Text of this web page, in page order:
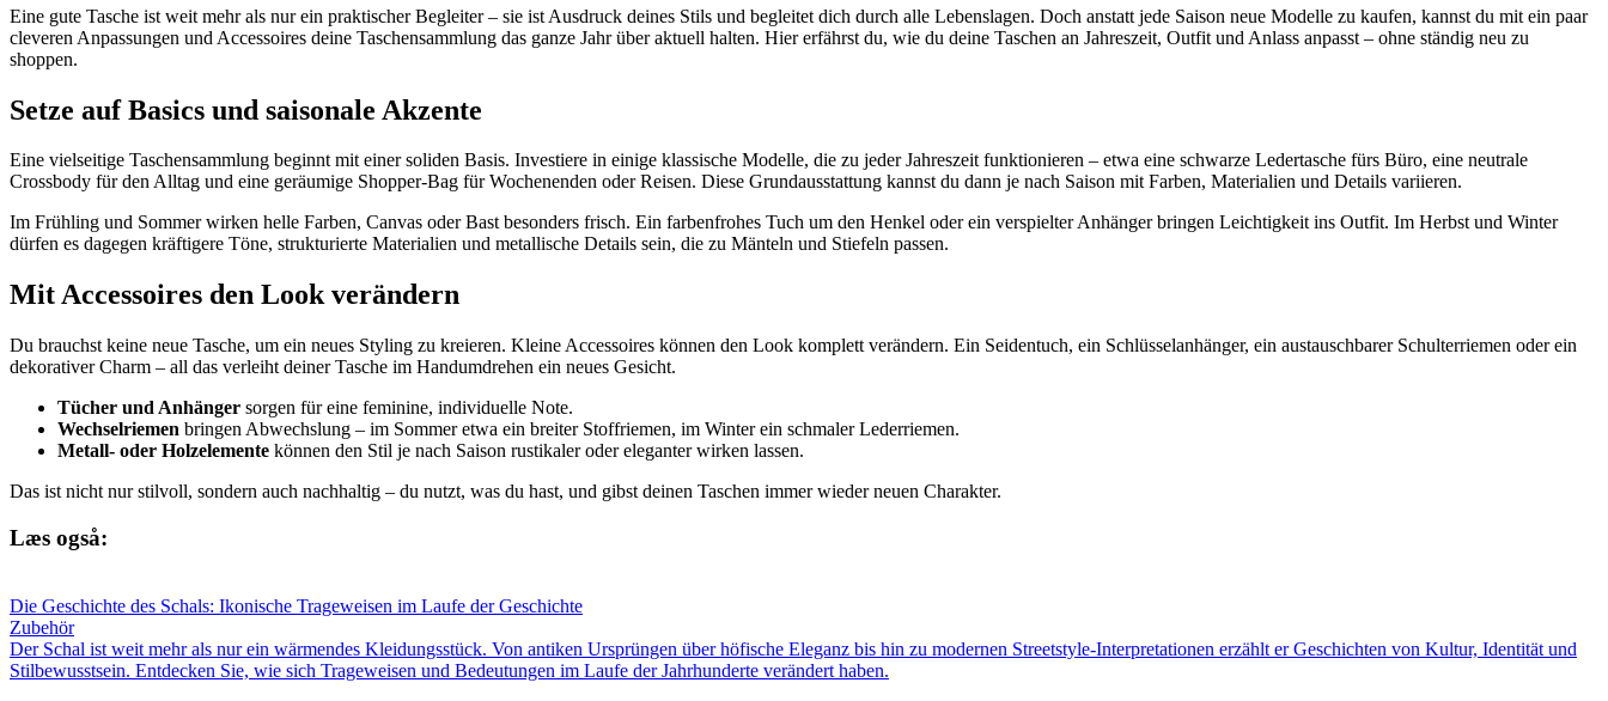
Eine gute Tasche ist weit mehr als nur ein praktischer Begleiter – sie ist Ausdruck deines Stils und begleitet dich durch alle Lebenslagen. Doch anstatt jede Saison neue Modelle zu kaufen, kannst du mit ein paar
cleveren Anpassungen und Accessoires deine Taschensammlung das ganze Jahr über aktuell halten. Hier erfährst du, wie du deine Taschen an Jahreszeit, Outfit und Anlass anpasst – ohne ständig neu zu
shoppen.
Setze auf Basics und saisonale Akzente
Eine vielseitige Taschensammlung beginnt mit einer soliden Basis. Investiere in einige klassische Modelle, die zu jeder Jahreszeit funktionieren – etwa eine schwarze Ledertasche fürs Büro, eine neutrale
Crossbody für den Alltag und eine geräumige Shopper-Bag für Wochenenden oder Reisen. Diese Grundausstattung kannst du dann je nach Saison mit Farben, Materialien und Details variieren.
Im Frühling und Sommer wirken helle Farben, Canvas oder Bast besonders frisch. Ein farbenfrohes Tuch um den Henkel oder ein verspielter Anhänger bringen Leichtigkeit ins Outfit. Im Herbst und Winter
dürfen es dagegen kräftigere Töne, strukturierte Materialien und metallische Details sein, die zu Mänteln und Stiefeln passen.
Mit Accessoires den Look verändern
Du brauchst keine neue Tasche, um ein neues Styling zu kreieren. Kleine Accessoires können den Look komplett verändern. Ein Seidentuch, ein Schlüsselanhänger, ein austauschbarer Schulterriemen oder ein
dekorativer Charm – all das verleiht deiner Tasche im Handumdrehen ein neues Gesicht.
Tücher und Anhänger sorgen für eine feminine, individuelle Note.
Wechselriemen bringen Abwechslung – im Sommer etwa ein breiter Stoffriemen, im Winter ein schmaler Lederriemen.
Metall- oder Holzelemente können den Stil je nach Saison rustikaler oder eleganter wirken lassen.
Das ist nicht nur stilvoll, sondern auch nachhaltig – du nutzt, was du hast, und gibst deinen Taschen immer wieder neuen Charakter.
Læs også:
Die Geschichte des Schals: Ikonische Trageweisen im Laufe der Geschichte
Zubehör
Der Schal ist weit mehr als nur ein wärmendes Kleidungsstück. Von antiken Ursprüngen über höfische Eleganz bis hin zu modernen Streetstyle-Interpretationen erzählt er Geschichten von Kultur, Identität und
Stilbewusstsein. Entdecken Sie, wie sich Trageweisen und Bedeutungen im Laufe der Jahrhunderte verändert haben.